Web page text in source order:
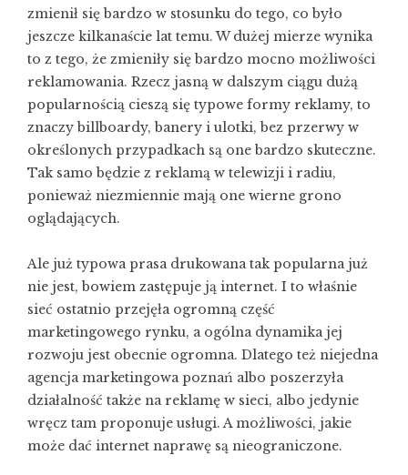
zmienił się bardzo w stosunku do tego, co było
jeszcze kilkanaście lat temu. W dużej mierze wynika
to z tego, że zmieniły się bardzo mocno możliwości
reklamowania. Rzecz jasną w dalszym ciągu dużą
popularnością cieszą się typowe formy reklamy, to
znaczy billboardy, banery i ulotki, bez przerwy w
określonych przypadkach są one bardzo skuteczne.
Tak samo będzie z reklamą w telewizji i radiu,
ponieważ niezmiennie mają one wierne grono
oglądających.
Ale już typowa prasa drukowana tak popularna już
nie jest, bowiem zastępuje ją internet. I to właśnie
sieć ostatnio przejęła ogromną część
marketingowego rynku, a ogólna dynamika jej
rozwoju jest obecnie ogromna. Dlatego też niejedna
agencja marketingowa poznań albo poszerzyła
działalność także na reklamę w sieci, albo jedynie
wręcz tam proponuje usługi. A możliwości, jakie
może dać internet naprawę są nieograniczone.